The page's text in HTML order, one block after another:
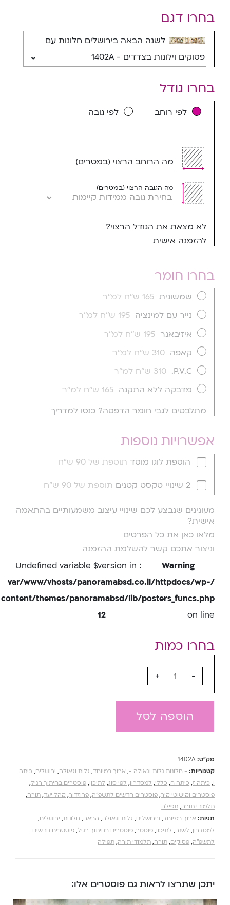
בחרו דגם
לשנה הבאה בירושלים חלונות עם
פסוקים וילונות בצדדים - 1402A
בחרו גודל
לפי רוחב לפי גובה
מה הרוחב הרצוי (במטרים)
מה הגובה הרצוי (במטרים)
לא מצאת את הגודל הרצוי?
להזמנה אישית
בחרו חומר
שמשונית 165 ש''ח למ''ר
נייר עם למינציה 195 ש''ח למ''ר
איזיבאנר 195 ש''ח למ''ר
קאפה 310 ש''ח למ''ר
P.V.C.
310 ש''ח למ''ר
מדבקה ללא התקנה 165 ש''ח למ''ר
מתלבטים לגבי חומר הדפסה? כנסו למדריך
אפשרויות נוספות
הוספת לוגו מוסד תוספת של 90 ש"ח
2 שינויי טקסט קטנים תוספת של 90 ש"ח
מעונינים שנבצע לכם שינויי עיצוב משמעותיים בהתאמה
אישית?
מלאו כאן את כל הפרטים
וניצור אתכם קשר להשלמת ההזמנה
Warning
: Undefined variable $version in
/var/www/vhosts/panoramabsd.co.il/httpdocs/wp-
content/themes/panoramabsd/lib/posters_funcs.php
on line
12
-
+
הוספה לסל
מק"ט: 1402A
קטגוריות: - חלונות גלות וגאולה -, ארוך במיוחד, גלות וגאולה, ירושלים, כיתה
ו, כיתה ז, כיתה ח, כללי, למסדרון, לפי סוג, לתיכון, פוסטרים בחיתוך רגיל,
פוסטרים וקישוטי קיר, פוסטרים חדשים לתשפ''ה, פרוזדור, קהל יעד, תורה,
תלמודי תורה, תפילה
תגיות: ארוך במיוחד, בירושלים, גלות וגאולה, הבאה, חלונות, ירושלים,
למסדרון, לשנה, לתיכון, פוסטר, פוסטרים בחיתוך רגיל, פוסטרים חדשים
לתשפ''ה, פסוקים, תורה, תלמודי תורה, תפילה
יתכן שתרצו לראות גם פוסטרים אלו: